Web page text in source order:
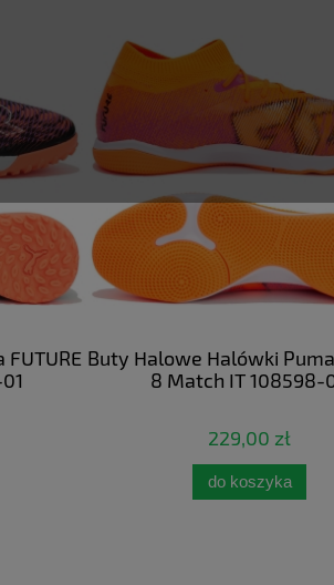
Buty Halowe Halówki Puma
8 Match IT 108598-
229,00 zł
do koszyka